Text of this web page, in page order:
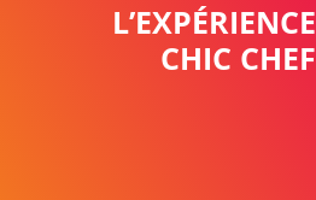
L’EXPÉRIENCE
CHIC CHEF